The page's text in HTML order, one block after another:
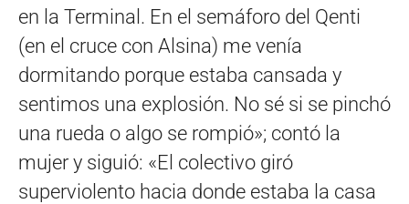
en la Terminal. En el semáforo del Qenti
(en el cruce con Alsina) me venía
dormitando porque estaba cansada y
sentimos una explosión. No sé si se pinchó
una rueda o algo se rompió»; contó la
mujer y siguió: «El colectivo giró
superviolento hacia donde estaba la casa